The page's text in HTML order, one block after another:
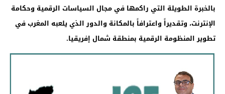
بالخبرة الطويلة التي راكمها في مجال السياسات الرقمية وحكامة
الإنترنت، وتقديراً واعترافاً بالمكانة والدور الذي يلعبه المغرب في
تطوير المنظومة الرقمية بمنطقة شمال إفريقيا.